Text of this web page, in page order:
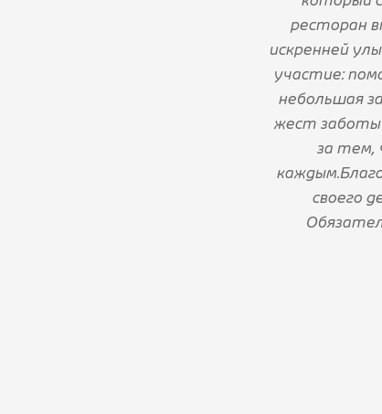
ресторан
искренней
участие:
небольшая
жест заботы
за тем,
своего